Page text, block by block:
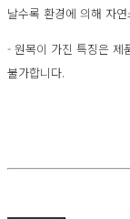
날수록 환경에 의해 자
- 원목이 가진 특징은 제
불가합니다.